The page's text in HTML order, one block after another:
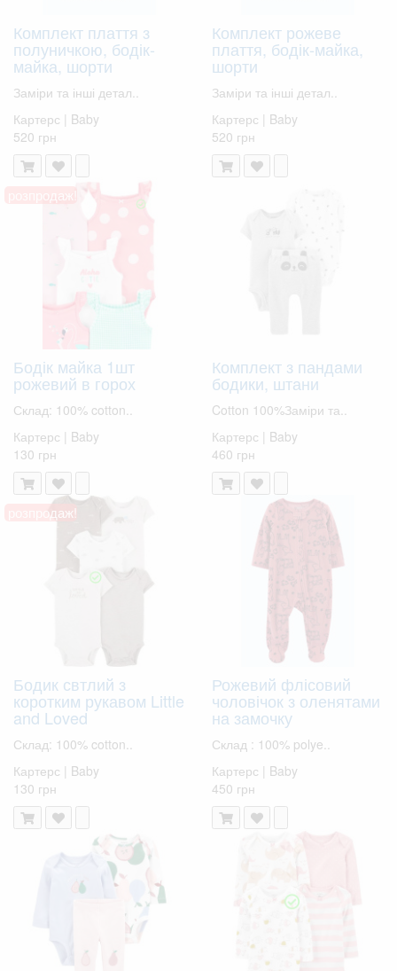
Комплект плаття з
полуничкою, бодік-
майка, шорти
Заміри та інші детал..
Картерс | Baby
520 грн
Комплект рожеве
плаття, бодік-майка,
шорти
Заміри та інші детал..
Картерс | Baby
520 грн
розпродаж!
Бодік майка 1шт
рожевий в горох
Склад: 100% cotton..
Картерс | Baby
130 грн
Комплект з пандами
бодики, штани
Cotton 100%Заміри та..
Картерс | Baby
460 грн
розпродаж!
Бодик свтлий з
коротким рукавом Little
and Loved
Склад: 100% cotton..
Картерс | Baby
130 грн
Рожевий флісовий
чоловічок з оленятами
на замочку
Склад : 100% polye..
Картерс | Baby
450 грн